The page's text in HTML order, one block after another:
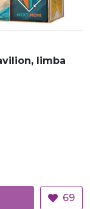
limba
69